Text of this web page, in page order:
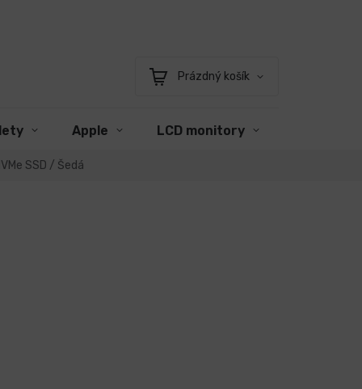
Nákupní
Prázdný košík
Apple LCD monitory
SSD / Šedá